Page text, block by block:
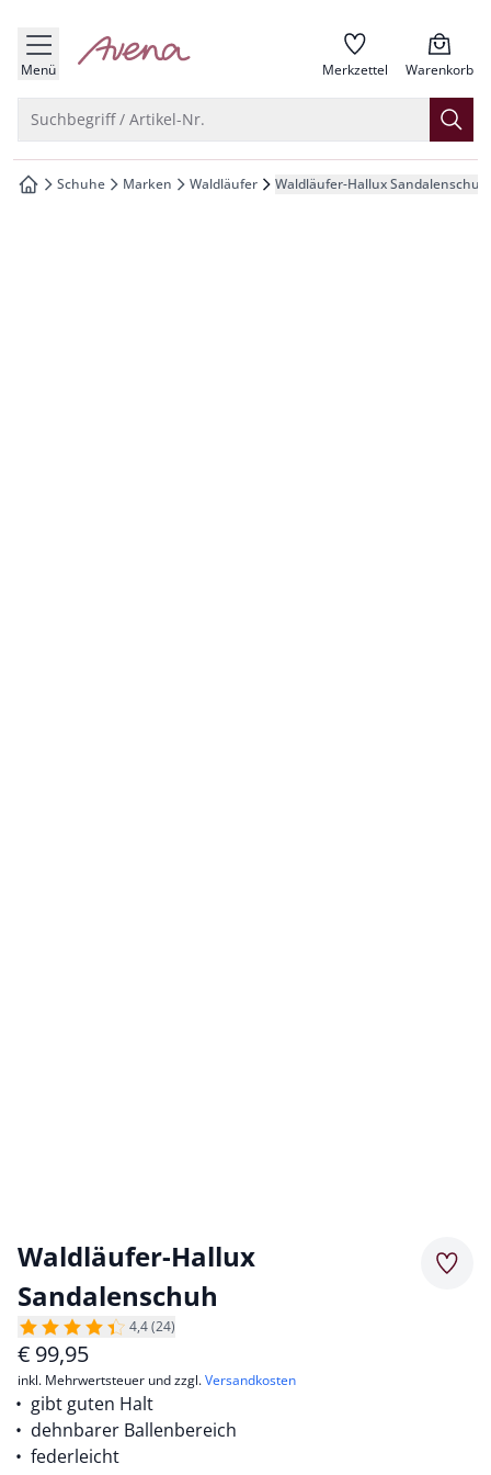
springen
springen
springen
springen
Menü zur Startseite Merkzettel Warenkorb
Suchbegriff / Artikel-Nr.
zur Startseite
Schuhe Marken Waldläufer Waldläufer-Hallux Sandalenschuh
Waldläufer-Hallux
Sandalenschuh
4,4 (24)
€ 99,95
inkl. Mehrwertsteuer und zzgl.Versandkosten
gibt guten Halt
dehnbarer Ballenbereich
federleicht